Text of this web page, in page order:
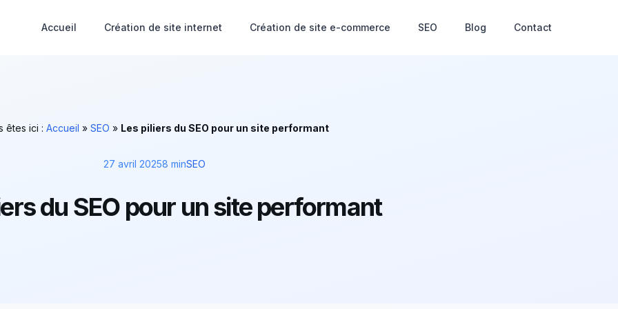
Accueil Création de site internet Création de site e-commerce SEO Blog Contact
êtes ici : Accueil » SEO » Les piliers du SEO pour un site performant
27 avril 20258 minSEO
du SEO pour un site performant